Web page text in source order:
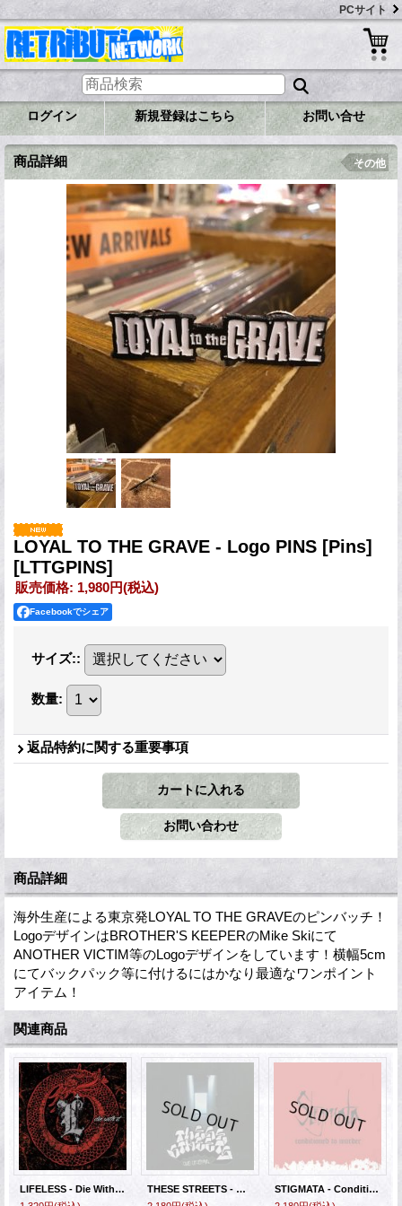
PCサイト
ログイン 新規登録はこちら お問い合せ
商品詳細 その他
LOYAL TO THE GRAVE - Logo PINS [Pins]
[LTTGPINS]
販売価格: 1,980円(税込)
Facebookでシェア
サイズ::
数量:
返品特約に関する重要事項
商品詳細
海外生産による東京発LOYAL TO THE GRAVEのピンバッチ！
LogoデザインはBROTHER'S KEEPERのMike Skiにて
ANOTHER VICTIM等のLogoデザインをしています！横幅5cm
にてバックパック等に付けるにはかなり最適なワンポイント
アイテム！
関連商品
LIFELESS - Die With It [CD]
THESE STREETS - Out Of Time [CD]
STIGMATA - Conditioned To Murder [CD]